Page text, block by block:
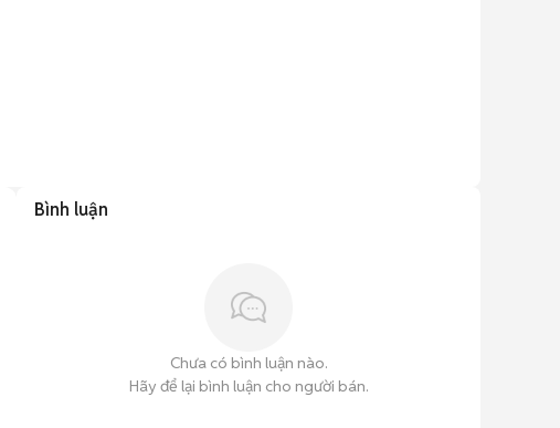
Bình luận
Chưa có bình luận nào.
Hãy để lại bình luận cho người bán.